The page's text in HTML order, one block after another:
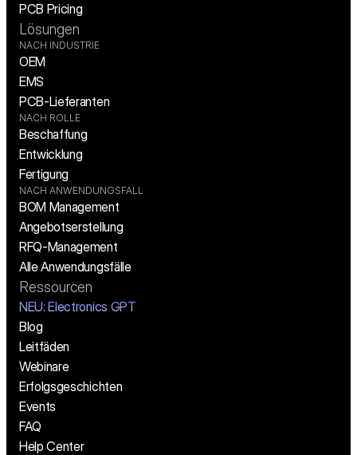
PCB Pricing
Lösungen
NACH INDUSTRIE
OEM
EMS
PCB-Lieferanten
NACH ROLLE
Beschaffung
Entwicklung
Fertigung
NACH ANWENDUNGSFALL
BOM Management
Angebotserstellung
RFQ-Management
Alle Anwendungsfälle
Ressourcen
NEU: Electronics GPT
Blog
Leitfäden
Webinare
Erfolgsgeschichten
Events
FAQ
Help Center